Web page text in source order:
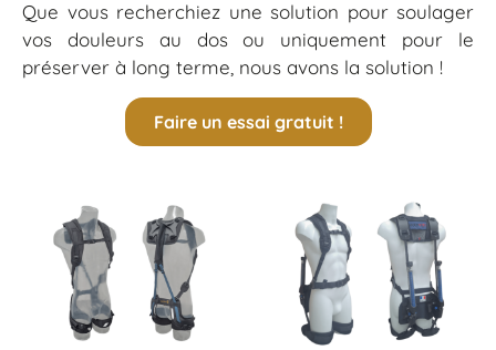
Que vous recherchiez une solution pour soulager
vos douleurs au dos ou uniquement pour le
préserver à long terme, nous avons la solution !
Faire un essai gratuit !